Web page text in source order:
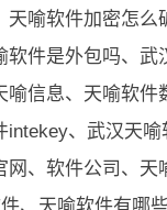
天喻软件加密怎么
软件是外包吗、武
信息、天喻软件
intekey、武汉天
网、软件公司、天